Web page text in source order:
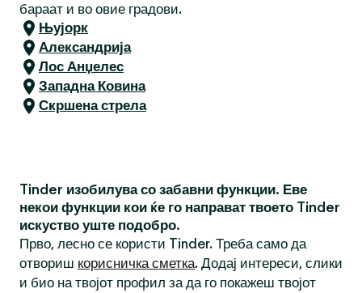
бараат и во овие градови.
Њујорк
Александрија
Лос Анџелес
Западна Ковина
Скршена стрела
Tinder изобилува со забавни функции. Еве
некои функции кои ќе го направат твоето Tinder
искуство уште подобро.
Прво, лесно се користи Tinder. Треба само да
отвориш корисничка сметка. Додај интереси, слики
и био на твојот профил за да го покажеш твојот